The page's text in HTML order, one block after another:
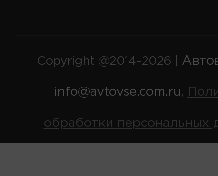
Copyright @2014-2026 |
info@avtovse.com.ru,
обработки персональных